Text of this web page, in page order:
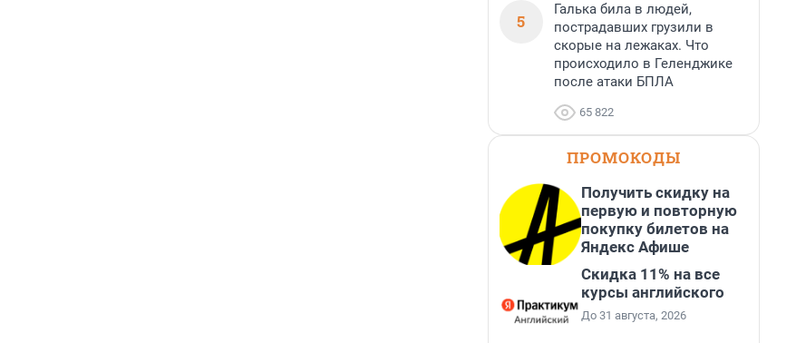
5
Галька била в людей,
пострадавших грузили в
скорые на лежаках. Что
происходило в Геленджике
после атаки БПЛА
65 822
ПРОМОКОДЫ
Получить скидку на
первую и повторную
покупку билетов на
Яндекс Афише
Скидка 11% на все
курсы английского
До 31 августа, 2026